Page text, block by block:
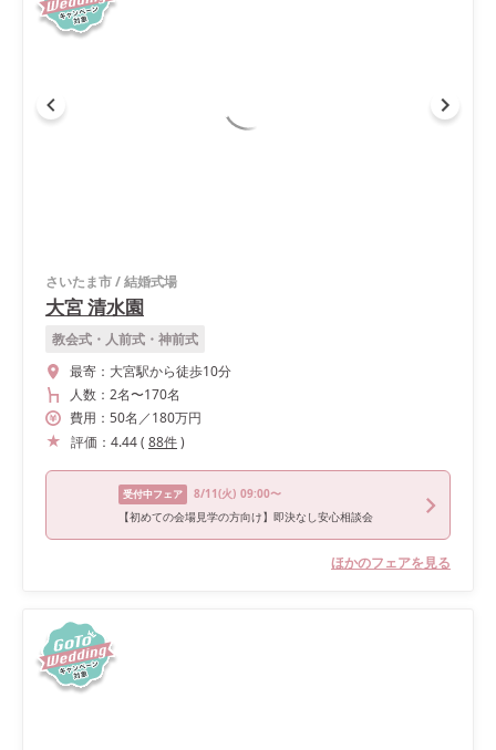
さいたま市/結婚式場
大宮 清水園
教会式・人前式・神前式
最寄： 大宮駅から徒歩10分
人数： 2名〜170名
費用： 50名 ／180万円
評価： 4.44( 88件)
受付中フェア 8/11(火) 09:00〜
【初めての会場見学の方向け】即決なし安心相談会
ほかのフェアを見る